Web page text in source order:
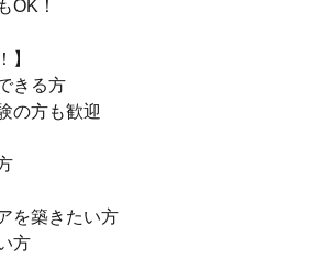
OK！
】
きる方
の方も歓迎
を築きたい方
方